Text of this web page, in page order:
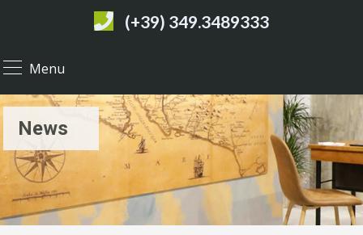
(+39) 349.3489333
Menu
News